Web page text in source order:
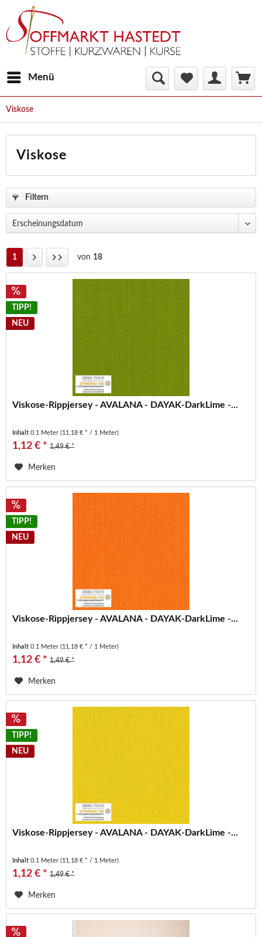
Menü
Viskose
Viskose
Filtern
1 von 18
TIPP!
NEU
Viskose-Rippjersey - AVALANA - DAYAK-DarkLime -...
Inhalt0.1 Meter(11,18 € * / 1 Meter)
1,12 € * 1,49 € *
Merken
TIPP!
NEU
Viskose-Rippjersey - AVALANA - DAYAK-DarkLime -...
Inhalt0.1 Meter(11,18 € * / 1 Meter)
1,12 € * 1,49 € *
Merken
TIPP!
NEU
Viskose-Rippjersey - AVALANA - DAYAK-DarkLime -...
Inhalt0.1 Meter(11,18 € * / 1 Meter)
1,12 € * 1,49 € *
Merken